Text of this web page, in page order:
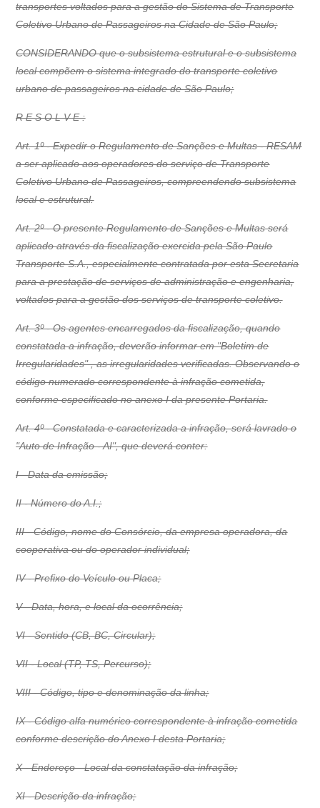
transportes voltados para a gestão do Sistema de Transporte
Coletivo Urbano de Passageiros na Cidade de São Paulo;
CONSIDERANDO que o subsistema estrutural e o subsistema
local compõem o sistema integrado do transporte coletivo
urbano de passageiros na cidade de São Paulo;
R E S O L V E :
Art. 1º - Expedir o Regulamento de Sanções e Multas - RESAM
a ser aplicado aos operadores do serviço de Transporte
Coletivo Urbano de Passageiros, compreendendo subsistema
local e estrutural.
Art. 2º - O presente Regulamento de Sanções e Multas será
aplicado através da fiscalização exercida pela São Paulo
Transporte S.A., especialmente contratada por esta Secretaria
para a prestação de serviços de administração e engenharia,
voltados para a gestão dos serviços de transporte coletivo.
Art. 3º - Os agentes encarregados da fiscalização, quando
constatada a infração, deverão informar em "Boletim de
Irregularidades" , as irregularidades verificadas. Observando o
código numerado correspondente à infração cometida,
conforme especificado no anexo I da presente Portaria.
Art. 4º - Constatada e caracterizada a infração, será lavrado o
"Auto de Infração - AI", que deverá conter:
I - Data da emissão;
II - Número do A.I.;
III - Código, nome do Consórcio, da empresa operadora, da
cooperativa ou do operador individual;
IV - Prefixo do Veículo ou Placa;
V - Data, hora, e local da ocorrência;
VI - Sentido (CB, BC, Circular);
VII - Local (TP, TS, Percurso);
VIII - Código, tipo e denominação da linha;
IX - Código alfa numérico correspondente à infração cometida
conforme descrição do Anexo I desta Portaria;
X - Endereço - Local da constatação da infração;
XI - Descrição da infração;